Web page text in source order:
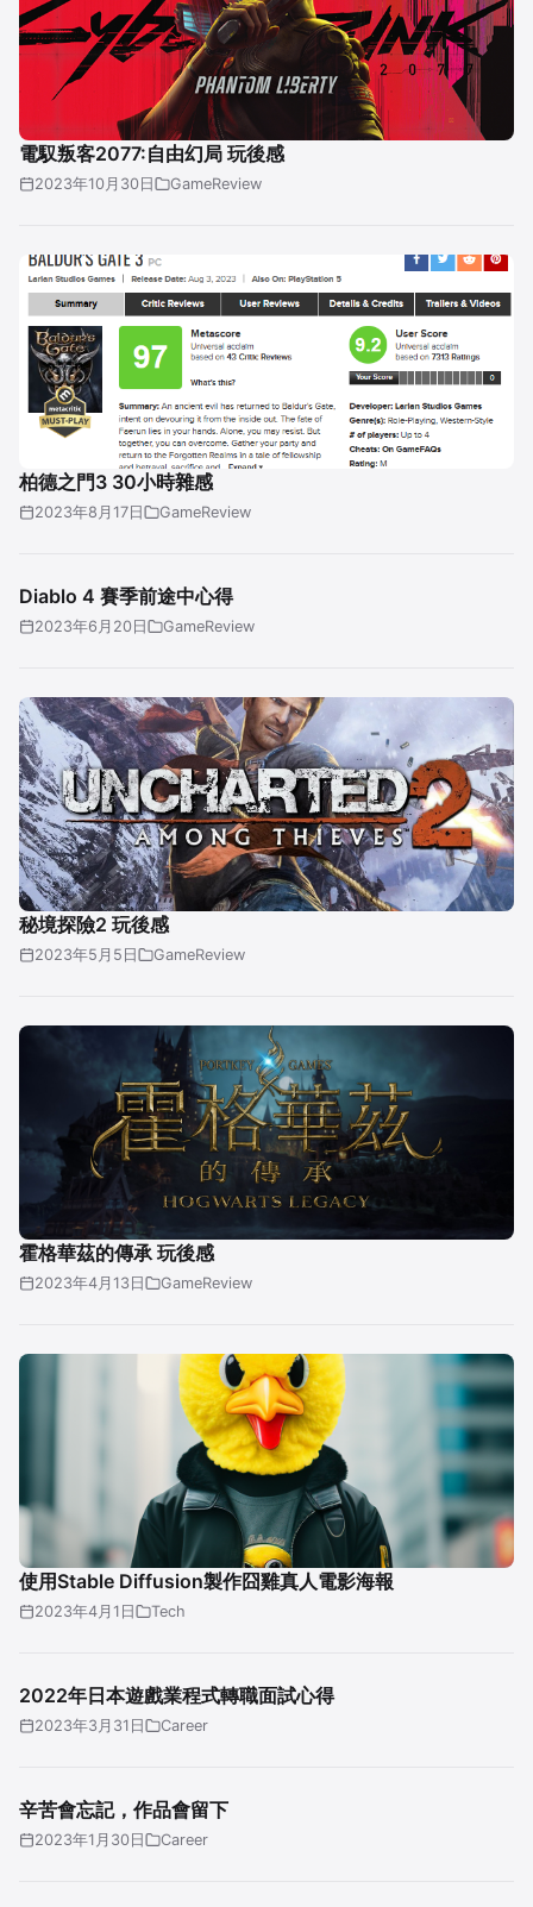
電馭叛客2077:自由幻局 玩後感
2023年10月30日 GameReview
柏德之門3 30小時雜感
2023年8月17日 GameReview
Diablo 4 賽季前途中心得
2023年6月20日 GameReview
秘境探險2 玩後感
2023年5月5日 GameReview
霍格華茲的傳承 玩後感
2023年4月13日 GameReview
使用Stable Diffusion製作囧雞真人電影海報
2023年4月1日 Tech
2022年日本遊戲業程式轉職面試心得
2023年3月31日 Career
辛苦會忘記，作品會留下
2023年1月30日 Career